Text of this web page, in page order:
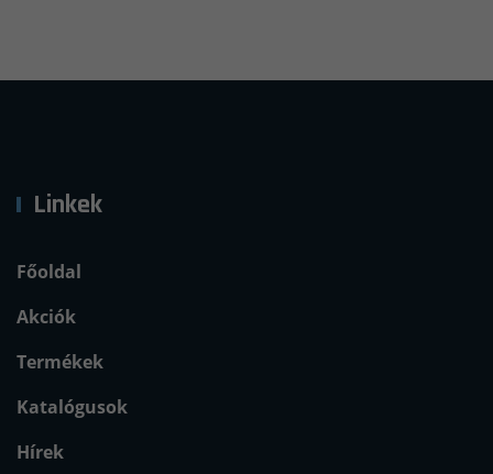
Linkek
Főoldal
Akciók
Termékek
Katalógusok
Hírek